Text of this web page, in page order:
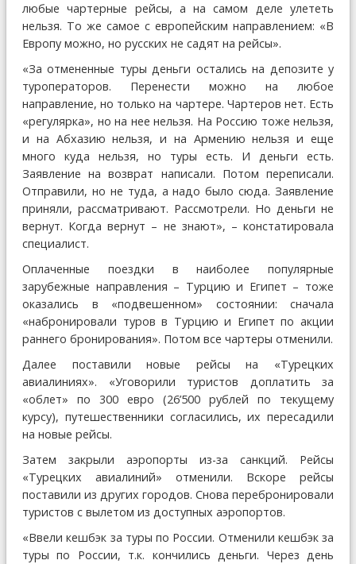
любые чартерные рейсы, а на самом деле улететь
нельзя. То же самое с европейским направлением: «В
Европу можно, но русских не садят на рейсы».
«За отмененные туры деньги остались на депозите у
туроператоров. Перенести можно на любое
направление, но только на чартере. Чартеров нет. Есть
«регулярка», но на нее нельзя. На Россию тоже нельзя,
и на Абхазию нельзя, и на Армению нельзя и еще
много куда нельзя, но туры есть. И деньги есть.
Заявление на возврат написали. Потом переписали.
Отправили, но не туда, а надо было сюда. Заявление
приняли, рассматривают. Рассмотрели. Но деньги не
вернут. Когда вернут – не знают», – констатировала
специалист.
Оплаченные поездки в наиболее популярные
зарубежные направления – Турцию и Египет – тоже
оказались в «подвешенном» состоянии: сначала
«набронировали туров в Турцию и Египет по акции
раннего бронирования». Потом все чартеры отменили.
Далее поставили новые рейсы на «Турецких
авиалиниях». «Уговорили туристов доплатить за
«облет» по 300 евро (26’500 рублей по текущему
курсу), путешественники согласились, их пересадили
на новые рейсы.
Затем закрыли аэропорты из-за санкций. Рейсы
«Турецких авиалиний» отменили. Вскоре рейсы
поставили из других городов. Снова перебронировали
туристов с вылетом из доступных аэропортов.
«Ввели кешбэк за туры по России. Отменили кешбэк за
туры по России, т.к. кончились деньги. Через день